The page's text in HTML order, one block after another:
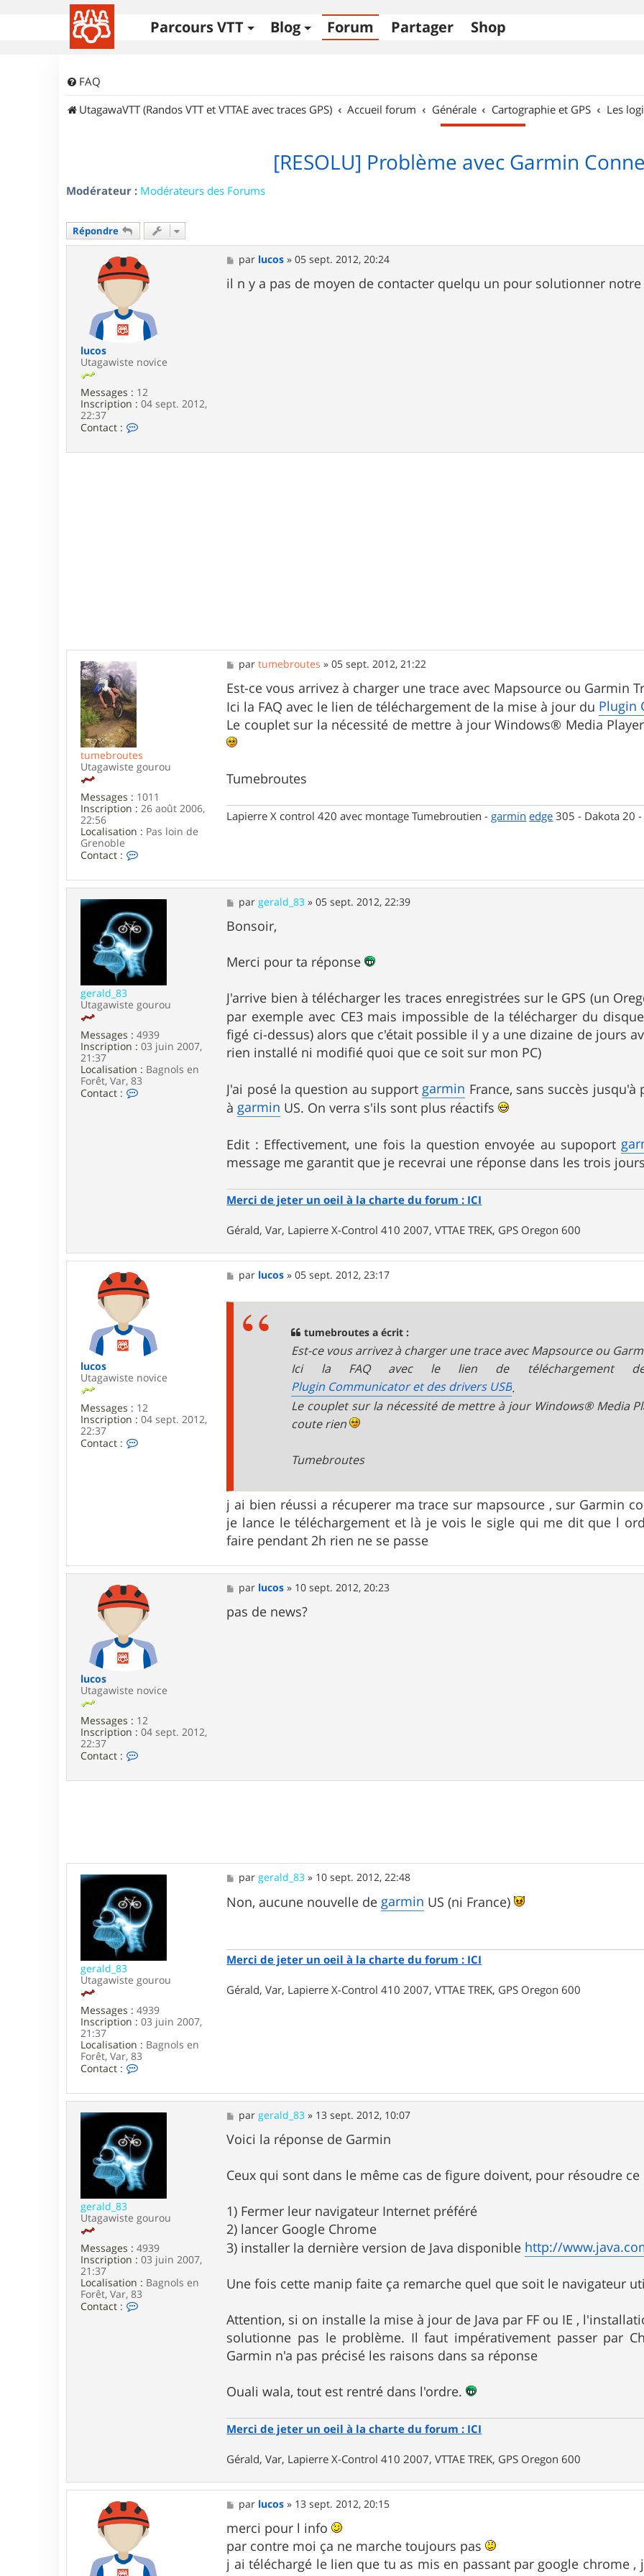
Parcours VTT Blog Forum Partager Shop
FAQ
UtagawaVTT (Randos VTT et VTTAE avec traces GPS)
Accueil forum Générale Cartographie et GPS Les
[RESOLU] Problème avec Garmin
Modérateur : Modérateurs des Forums
Répondre
lucos
Utagawiste novice
Messages : 12
Inscription : 04 sept. 2012,
22:37
Contact :
M
e
s
s
par lucos »05 sept. 2012, 20:24
il n y a pas de moyen de contacter quelqu un pour solutionner
tumebroutes
Utagawiste gourou
Messages : 1011
Inscription : 26 août 2006,
22:56
Localisation : Pas loin de
Grenoble
Contact :
n
t
a
c
t
e
r
t
u
m
b
r
u
t
s
M
e
s
s
a
g
e
partumebroutes »05 sept. 2012, 21:22
Est-ce vous arrivez à charger une trace avec Mapsource ou Garmin
Ici la FAQ avec le lien de téléchargement de la mise à jour du Plugin
Le couplet sur la nécessité de mettre à jour Windows® Media
Tumebroutes
Lapierre X control 420 avec montage Tumebroutien - garmin edge 305 - Dakota 20
gerald_83
Utagawiste gourou
Messages : 4939
Inscription : 03 juin 2007,
21:37
Localisation : Bagnols en
Forêt, Var, 83
Contact :
d
_
8
3
M
e
s
s
g
e
par gerald_83 »05 sept. 2012, 22:39
Bonsoir,
Merci pour ta réponse
J'arrive bien à télécharger les traces enregistrées sur le GPS (un
par exemple avec CE3 mais impossible de la télécharger du
figé ci-dessus) alors que c'était possible il y a une dizaine de jours
rien installé ni modifié quoi que ce soit sur mon PC)
J'ai posé la question au supportgarmin France, sans succès
àgarmin US. On verra s'ils sont plus réactifs
Edit : Effectivement, une fois la question envoyée au supoport
message me garantit que je recevrai une réponse dans les trois
Merci de jeter un oeil à la charte du forum : ICI
Gérald, Var, Lapierre X-Control 410 2007, VTTAE TREK, GPS Oregon 600
lucos
Utagawiste novice
Messages : 12
Inscription : 04 sept. 2012,
22:37
Contact :
c
s
M
e
par lucos »05 sept. 2012, 23:17
tumebroutes a écrit :
Est-ce vous arrivez à charger une trace avec Mapsource ou
Ici la FAQ avec le lien de
Plugin Communicator et des drivers USB.
Le couplet sur la nécessité de mettre à jour Windows® Media
coute rien
Tumebroutes
j ai bien réussi a récuperer ma trace sur mapsource , sur Garmin
je lance le téléchargement et là je vois le sigle qui me dit que l
faire pendant 2h rien ne se passe
lucos
Utagawiste novice
Messages : 12
Inscription : 04 sept. 2012,
22:37
Contact :
o
s
M
e
s
s
par lucos » 10 sept. 2012, 20:23
pas de news?
gerald_83
Utagawiste gourou
Messages : 4939
Inscription : 03 juin 2007,
21:37
Localisation : Bagnols en
Forêt, Var, 83
Contact :
n
t
a
c
t
e
r
g
e
r
l
d
8
3
M
e
s
s
par gerald_83 » 10 sept. 2012, 22:48
Non, aucune nouvelle degarmin US (ni France)
Merci de jeter un oeil à la charte du forum : ICI
Gérald, Var, Lapierre X-Control 410 2007, VTTAE TREK, GPS Oregon 600
gerald_83
Utagawiste gourou
Messages : 4939
Inscription : 03 juin 2007,
21:37
Localisation : Bagnols en
Forêt, Var, 83
Contact :
8
M
e
s
s
g
e
par gerald_83 » 13 sept. 2012, 10:07
Voici la réponse de Garmin
Ceux qui sont dans le même cas de figure doivent, pour résoudre
1) Fermer leur navigateur Internet préféré
2) lancer Google Chrome
3) installer la dernière version de Java disponible http://
Une fois cette manip faite ça remarche quel que soit le navigateur
Attention, si on installe la mise à jour de Java par FF ou IE ,
solutionne pas le problème. Il faut impérativement passer par
Garmin n'a pas précisé les raisons dans sa réponse
Ouali wala, tout est rentré dans l'ordre.
Merci de jeter un oeil à la charte du forum : ICI
Gérald, Var, Lapierre X-Control 410 2007, VTTAE TREK, GPS Oregon 600
M
e
s
s
a
g
e
par lucos » 13 sept. 2012, 20:15
merci pour l info
par contre moi ça ne marche toujours pas
j ai téléchargé le lien que tu as mis en passant par google chrome